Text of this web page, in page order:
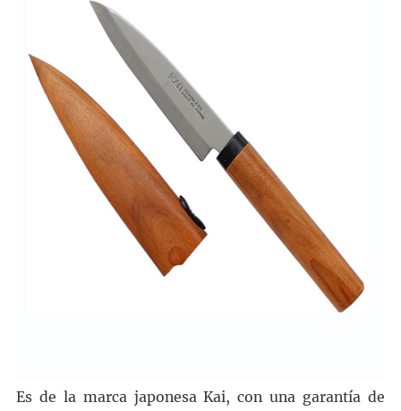
Es de la marca japonesa Kai, con una garantía de